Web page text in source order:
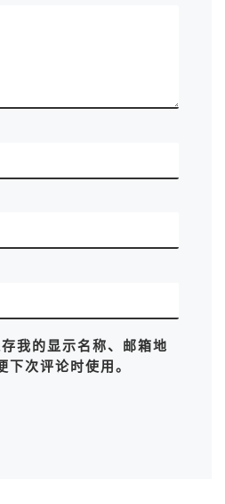
我的显示名称、邮箱地
下次评论时使用。